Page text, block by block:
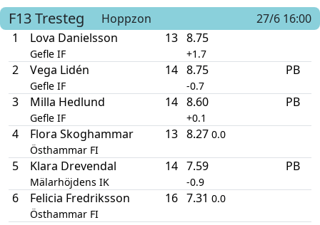
F13Tresteg Hoppzon
27/6 16:00
1
Lova Danielsson
Gefle IF
13 8.75
+1.7
2 Vega Lidén
Gefle IF
14 8.75
-0.7
PB
3 Milla Hedlund
Gefle IF
14 8.60
+0.1
PB
4 Flora Skoghammar
Östhammar FI
13 8.27 0.0
5 Klara Drevendal
Mälarhöjdens IK
14 7.59
-0.9
PB
6 Felicia Fredriksson
Östhammar FI
16 7.31 0.0